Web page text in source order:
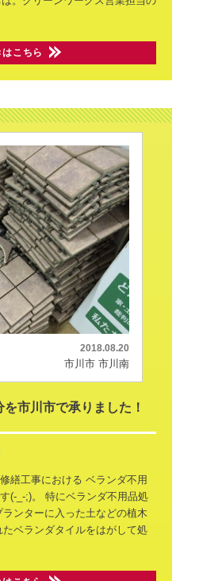
はこちら
2018.08.20
市川市 市川南
市川市で承りました！
繕工事における ベランダ不用
(-_-;)。
特にベランダ不用品処
ンターに入った土などの植木
たベランダタイルをはがして処